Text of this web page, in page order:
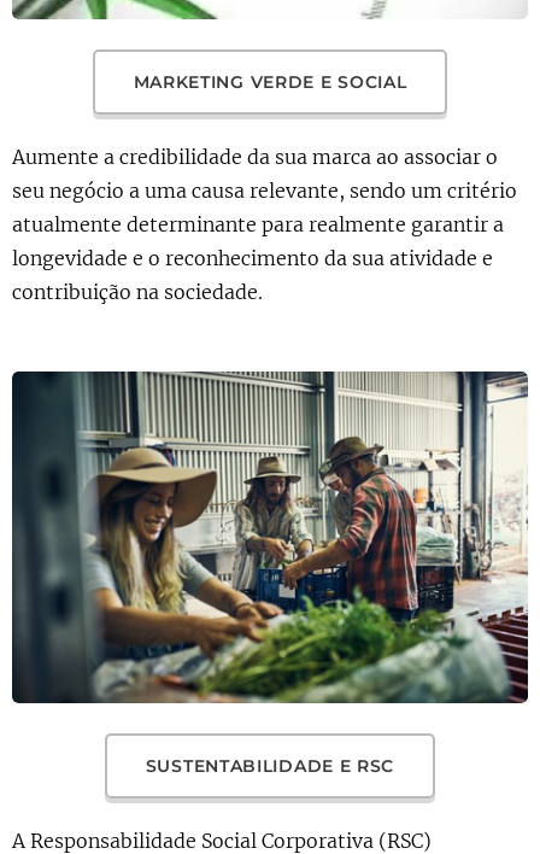
MARKETING VERDE E SOCIAL
Aumente a credibilidade da sua marca ao associar o
seu negócio a uma causa relevante, sendo um critério
atualmente determinante para realmente garantir a
longevidade e o reconhecimento da sua atividade e
contribuição na sociedade.
SUSTENTABILIDADE E RSC
A Responsabilidade Social Corporativa (RSC)